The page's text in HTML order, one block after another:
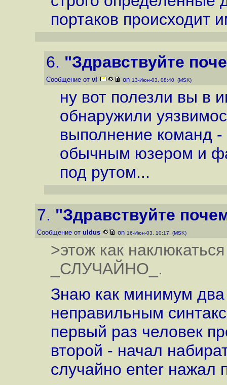
портаков
6. "Здравствуйте
Сообщение от vl on 13-Июн-03, 08:40 (MSK)
ну вот полезли вы в
обнаружили
выполнение команд
обычным юзером и
под рутом...
7. "Здравствуйте
Сообщение от uldus on 16-Июн-03, 10:17 (MSK)
>этож как
_СЛУЧАЙНО_.
Знаю как минимум
неправильным
первый раз человек
второй - начал
случайно enter нажал